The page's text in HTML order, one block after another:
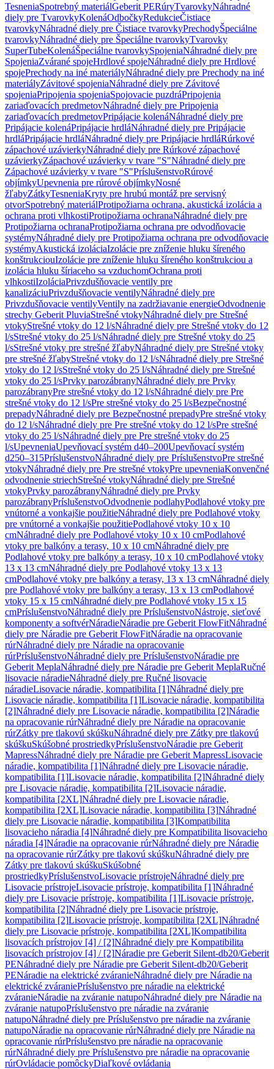
TesneniaSpotrebný materiálGeberit PERúryTvarovkyNáhradné
diely pre TvarovkyKolenáOdbočkyRedukcieČistiace
tvarovkyNáhradné diely pre Čistiace tvarovkyPrechodyŠpeciálne
tvarovkyNáhradné diely pre Špeciálne tvarovkyTvarovky
SuperTubeKolenáŠpeciálne tvarovkySpojeniaNáhradné diely pre
SpojeniaZvárané spojeHrdlové spojeNáhradné diely pre Hrdlové
spojePrechody na iné materiályNáhradné diely pre Prechody na iné
materiályZávitové spojeniaNáhradné diely pre Závitové
spojeniaPripojenia spojeniaSpojovacie puzdráPripojenia
zariaďovacích predmetovNáhradné diely pre Pripojenia
zariaďovacích predmetovPripájacie kolenáNáhradné diely pre
Pripájacie kolenáPripájacie hrdláNáhradné diely pre Pripájacie
hrdláPripájacie hrdláNáhradné diely pre Pripájacie hrdláRúrkové
zápachové uzávierkyNáhradné diely pre Rúrkové zápachové
uzávierkyZápachové uzávierky v tvare "S"Náhradné diely pre
Zápachové uzávierky v tvare "S"PríslušenstvoRúrové
objímkyUpevnenia pre rúrové objímkyNosné
žľabyZátkyTesneniaKryty pre hrubú montáž pre servisný
otvorSpotrebný materiálProtipožiarna ochrana, akustická izolácia a
ochrana proti vlhkostiProtipožiarna ochranaNáhradné diely pre
Protipožiarna ochranaProtipožiarna ochrana pre odvodňovacie
systémyNáhradné diely pre Protipožiarna ochrana pre odvodňovacie
systémyAkustická izoláciaIzolácie pre zníženie hluku šíreného
konštrukciouIzolácie pre zníženie hluku šíreného konštrukciou a
izolácia hluku šíriaceho sa vzduchomOchrana proti
vlhkostiIzoláciaPrivzdušňovacie ventily pre
kanalizáciuPrivzdušňovacie ventilyNáhradné diely pre
Privzdušňovacie ventilyVentily na zadržiavanie energieOdvodnenie
strechy Geberit PluviaStrešné vtokyNáhradné diely pre Strešné
vtokyStrešné vtoky do 12 l/sNáhradné diely pre Strešné vtoky do 12
l/sStrešné vtoky do 25 l/sNáhradné diely pre Strešné vtoky do 25
l/sStrešné vtoky pre strešné žľabyNáhradné diely pre Strešné vtoky
pre strešné žľabyStrešné vtoky do 12 l/sNáhradné diely pre Strešné
vtoky do 12 l/sStrešné vtoky do 25 l/sNáhradné diely pre Strešné
vtoky do 25 l/sPrvky parozábranyNáhradné diely pre Prvky
parozábranyPre strešné vtoky do 12 l/sNáhradné diely pre Pre
strešné vtoky do 12 l/sPre strešné vtoky do 25 l/sBezpečnostné
prepadyNáhradné diely pre Bezpečnostné prepadyPre strešné vtoky
do 12 l/sNáhradné diely pre Pre strešné vtoky do 12 l/sPre strešné
vtoky do 25 l/sNáhradné diely pre Pre strešné vtoky do 25
l/sUpevneniaUpevňovací systém d40–200Upevňovací systém
d250–315PríslušenstvoNáhradné diely pre PríslušenstvoPre strešné
vtokyNáhradné diely pre Pre strešné vtokyPre upevneniaKonvenčné
odvodnenie striechStrešné vtokyNáhradné diely pre Strešné
vtokyPrvky parozábranyNáhradné diely pre Prvky
parozábranyPríslušenstvoOdvodnenie podlahyPodlahové vtoky pre
vnútorné a vonkajšie použitieNáhradné diely pre Podlahové vtoky
pre vnútorné a vonkajšie použitiePodlahové vtoky 10 x 10
cmNáhradné diely pre Podlahové vtoky 10 x 10 cmPodlahové
vtoky pre balkóny a terasy, 10 x 10 cmNáhradné diely pre
Podlahové vtoky pre balkóny a terasy, 10 x 10 cmPodlahové vtoky
13 x 13 cmNáhradné diely pre Podlahové vtoky 13 x 13
cmPodlahové vtoky pre balkóny a terasy, 13 x 13 cmNáhradné diely
pre Podlahové vtoky pre balkóny a terasy, 13 x 13 cmPodlahové
vtoky 15 x 15 cmNáhradné diely pre Podlahové vtoky 15 x 15
cmPríslušenstvoNáhradné diely pre PríslušenstvoNástroje, sieťové
komponenty a softvérNáradieNáradie pre Geberit FlowFitNáhradné
diely pre Náradie pre Geberit FlowFitNáradie na opracovanie
rúrNáhradné diely pre Náradie na opracovanie
rúrPríslušenstvoNáhradné diely pre PríslušenstvoNáradie pre
Geberit MeplaNáhradné diely pre Náradie pre Geberit MeplaRučné
lisovacie náradieNáhradné diely pre Ručné lisovacie
náradieLisovacie náradie, kompatibilita [1]Náhradné diely pre
Lisovacie náradie, kompatibilita [1]Lisovacie náradie, kompatibilita
[2]Náhradné diely pre Lisovacie náradie, kompatibilita [2]Náradie
na opracovanie rúrNáhradné diely pre Náradie na opracovanie
rúrZátky pre tlakovú skúškuNáhradné diely pre Zátky pre tlakovú
skúškuSkúšobné prostriedkyPríslušenstvoNáradie pre Geberit
MapressNáhradné diely pre Náradie pre Geberit MapressLisovacie
náradie, kompatibilita [1]Náhradné diely pre Lisovacie náradie,
kompatibilita [1]Lisovacie náradie, kompatibilita [2]Náhradné diely
pre Lisovacie náradie, kompatibilita [2]Lisovacie náradie,
kompatibilita [2XL]Náhradné diely pre Lisovacie náradie,
kompatibilita [2XL]Lisovacie náradie, kompatibilita [3]Náhradné
diely pre Lisovacie náradie, kompatibilita [3]Kompatibilita
lisovacieho náradia [4]Náhradné diely pre Kompatibilita lisovacieho
náradia [4]Náradie na opracovanie rúrNáhradné diely pre Náradie
na opracovanie rúrZátky pre tlakovú skúškuNáhradné diely pre
Zátky pre tlakovú skúškuSkúšobné
prostriedkyPríslušenstvoLisovacie prístrojeNáhradné diely pre
Lisovacie prístrojeLisovacie prístroje, kompatibilita [1]Náhradné
diely pre Lisovacie prístroje, kompatibilita [1]Lisovacie prístroje,
kompatibilita [2]Náhradné diely pre Lisovacie prístroje,
kompatibilita [2]Lisovacie prístroje, kompatibilita [2XL]Náhradné
diely pre Lisovacie prístroje, kompatibilita [2XL]Kompatibilita
lisovacích prístrojov [4] / [2]Náhradné diely pre Kompatibilita
lisovacích prístrojov [4] / [2]Náradie pre Geberit Silent-db20/Geberit
PENáhradné diely pre Náradie pre Geberit Silent-db20/Geberit
PENáradie na elektrické zváranieNáhradné diely pre Náradie na
elektrické zváraniePríslušenstvo pre náradie na elektrické
zváranieNáradie na zváranie natupoNáhradné diely pre Náradie na
zváranie natupoPríslušenstvo pre náradie na zváranie
natupoNáhradné diely pre Príslušenstvo pre náradie na zváranie
natupoNáradie na opracovanie rúrNáhradné diely pre Náradie na
opracovanie rúrPríslušenstvo pre náradie na opracovanie
rúrNáhradné diely pre Príslušenstvo pre náradie na opracovanie
rúrOvládacie pomôckyDiaľkové ovládania